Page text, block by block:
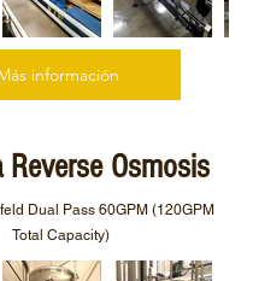
información
Reverse Osmosis
Dual Pass 60GPM (120GPM
Total Capacity)